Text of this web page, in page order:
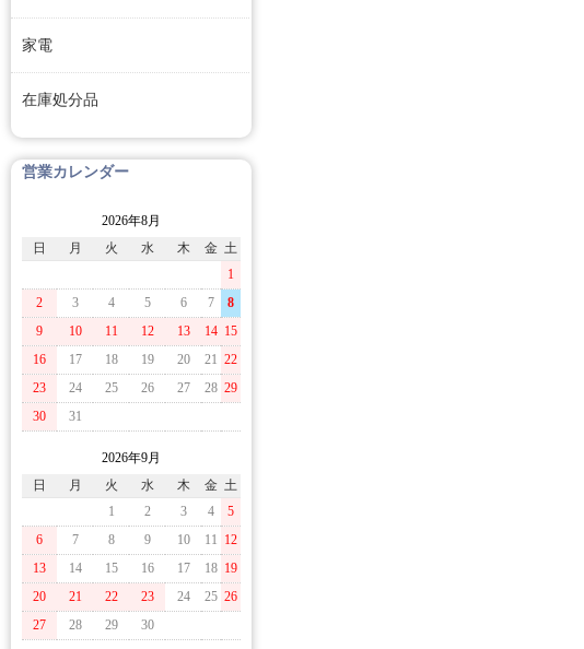
家電
在庫処分品
営業カレンダー
2026年8月
日
月 火 水 木 金 土
1
2
3 4 5 6 7
8
9
10 11 12 13 14 15
16
17 18 19 20 21 22
23
24 25 26 27 28 29
30
31
2026年9月
日
月 火 水 木 金 土
1
2 3 4
5
6
7 8 9 10 11 12
13
14 15 16 17 18 19
20
21 22 23 24 25 26
27
28 29 30